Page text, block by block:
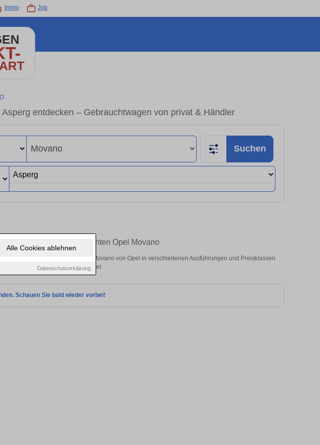
Alle Cookies ablehnen
Datenschutzerklärung
Immo Job
entdecken – Gebrauchtwagen von privat & Händler
Suchen
in Asperg Ihren gebrauchten Opel Movano
Entdecken Sie gebrauchte Movano von Opel in verschiedenen Ausführungen und Preisklassen
von privat und vom Händler.
Schauen Sie bald wieder vorbei!